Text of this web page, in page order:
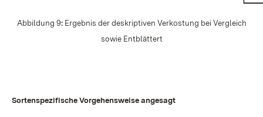
Abbildung 9:Ergebnis der deskriptiven Verkostung bei Vergleich
sowie Entblättert
Sortenspezifische Vorgehensweise angesagt